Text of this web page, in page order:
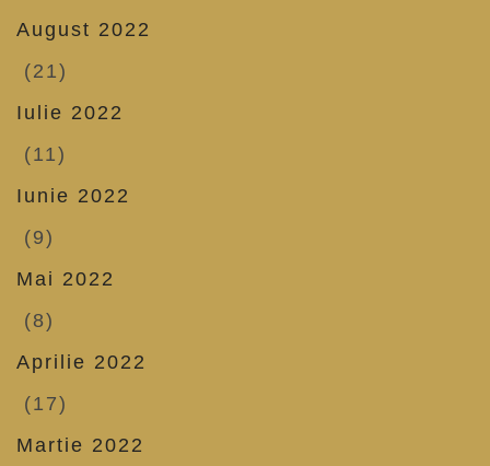
August 2022
(21)
Iulie 2022
(11)
Iunie 2022
(9)
Mai 2022
(8)
Aprilie 2022
(17)
Martie 2022